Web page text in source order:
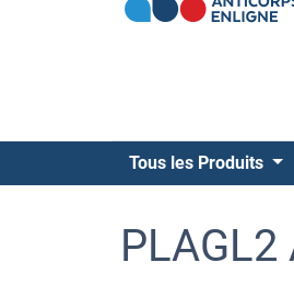
Tous les Produits